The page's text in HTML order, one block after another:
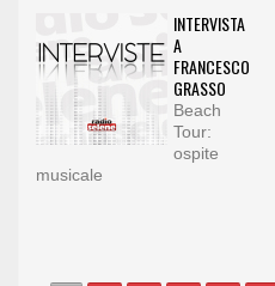
INTERVISTA
A
FRANCESCO
GRASSO
Beach
Tour:
ospite
musicale